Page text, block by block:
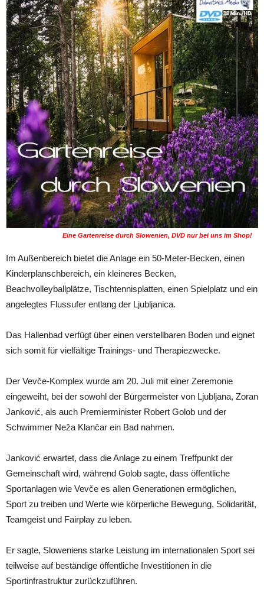
Eine Gartenreise durch Slowenien, DVD nur bei uns im Shop!
Im Außenbereich bietet die Anlage ein 50-Meter-Becken, einen
Kinderplanschbereich, ein kleineres Becken,
Beachvolleyballplätze, Tischtennisplatten, einen Spielplatz und ein
angelegtes Flussufer entlang der Ljubljanica.
Das Hallenbad verfügt über einen verstellbaren Boden und eignet
sich somit für vielfältige Trainings- und Therapiezwecke.
Der Vevče-Komplex wurde am 20. Juli mit einer Zeremonie
eingeweiht, bei der sowohl der Bürgermeister von Ljubljana, Zoran
Janković, als auch Premierminister Robert Golob und der
Schwimmer Neža Klančar ein Bad nahmen.
Janković erwartet, dass die Anlage zu einem Treffpunkt der
Gemeinschaft wird, während Golob sagte, dass öffentliche
Sportanlagen wie Vevče es allen Generationen ermöglichen,
Sport zu treiben und Werte wie körperliche Bewegung, Solidarität,
Teamgeist und Fairplay zu leben.
Er sagte, Sloweniens starke Leistung im internationalen Sport sei
teilweise auf beständige öffentliche Investitionen in die
Sportinfrastruktur zurückzuführen.